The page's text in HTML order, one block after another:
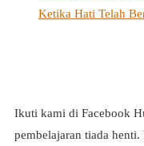
Ketika Hati Telah
Ikuti kami di Facebook
pembelajaran tiada henti.